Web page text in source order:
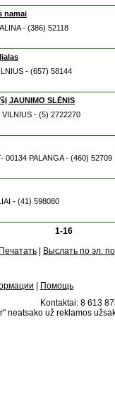
namai
- (386) 52118
- (657) 58144
JAUNIMO SLĖNIS
VILNIUS - (5) 2722270
00134 PALANGA - (460) 52709
- (41) 598080
1-16
Печатать
Выслать по эл.
Помощь
Kontaktai: 8 613
neatsako už reklamos